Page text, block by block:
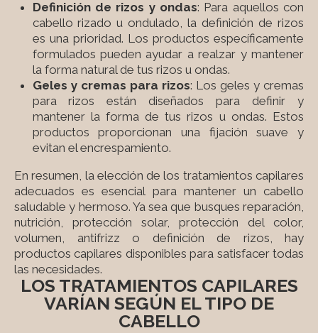
Definición de rizos y ondas: Para aquellos con
cabello rizado u ondulado, la definición de rizos
es una prioridad. Los productos específicamente
formulados pueden ayudar a realzar y mantener
la forma natural de tus rizos u ondas.
Geles y cremas para rizos: Los geles y cremas
para rizos están diseñados para definir y
mantener la forma de tus rizos u ondas. Estos
productos proporcionan una fijación suave y
evitan el encrespamiento.
En resumen, la elección de los tratamientos capilares
adecuados es esencial para mantener un cabello
saludable y hermoso. Ya sea que busques reparación,
nutrición, protección solar, protección del color,
volumen, antifrizz o definición de rizos, hay
productos capilares disponibles para satisfacer todas
las necesidades.
LOS TRATAMIENTOS CAPILARES
VARÍAN SEGÚN EL TIPO DE
CABELLO